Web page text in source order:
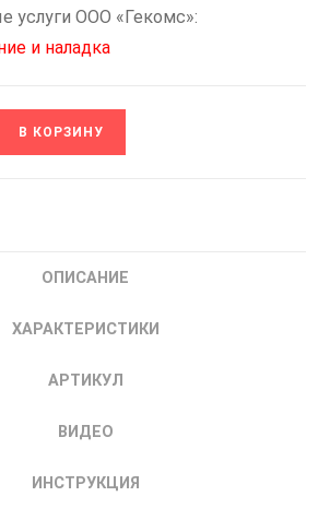
услуги ООО «Гекомс»:
и наладка
В КОРЗИНУ
ОПИСАНИЕ
ХАРАКТЕРИСТИКИ
АРТИКУЛ
ВИДЕО
ИНСТРУКЦИЯ